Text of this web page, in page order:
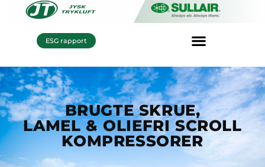
ESG rapport
BRUGTE SKRUE,
LAMEL & OLIEFRI SCROLL
KOMPRESSORER